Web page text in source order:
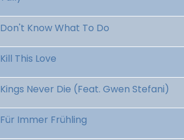
Don't Know What To Do
Kill This Love
Kings Never Die (Feat. Gwen Stefani)
Für Immer Frühling